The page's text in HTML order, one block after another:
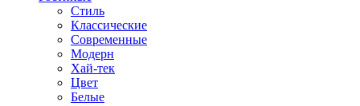
Стиль
Классические
Современные
Модерн
Хай-тек
Цвет
Белые